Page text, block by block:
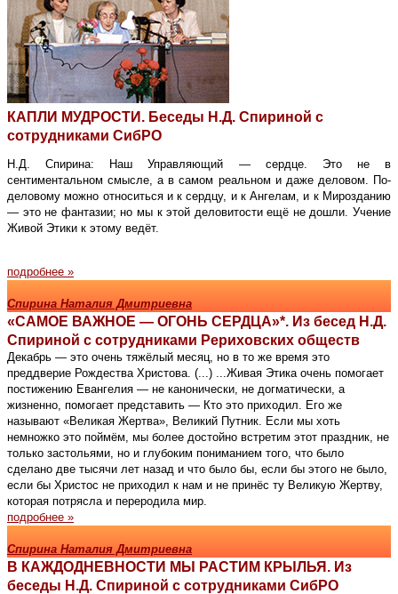
КАПЛИ МУДРОСТИ. Беседы Н.Д. Спириной с
сотрудниками СибРО
Н.Д. Спирина: Наш Управляющий — сердце. Это не в
сентиментальном смысле, а в самом реальном и даже деловом. По-
деловому можно относиться и к сердцу, и к Ангелам, и к Мирозданию
— это не фантазии; но мы к этой деловитости ещё не дошли. Учение
Живой Этики к этому ведёт.
подробнее »
Спирина Наталия Дмитриевна
«САМОЕ ВАЖНОЕ — ОГОНЬ СЕРДЦА»*. Из бесед Н.Д.
Спириной с сотрудниками Рериховских обществ
Декабрь — это очень тяжёлый месяц, но в то же время это
преддверие Рождества Христова. (...) ...Живая Этика очень помогает
постижению Евангелия — не канонически, не догматически, а
жизненно, помогает представить — Кто это приходил. Его же
называют «Великая Жертва», Великий Путник. Если мы хоть
немножко это поймём, мы более достойно встретим этот праздник, не
только застольями, но и глубоким пониманием того, что было
сделано две тысячи лет назад и что было бы, если бы этого не было,
если бы Христос не приходил к нам и не принёс ту Великую Жертву,
которая потрясла и переродила мир.
подробнее »
Спирина Наталия Дмитриевна
В КАЖДОДНЕВНОСТИ МЫ РАСТИМ КРЫЛЬЯ. Из
беседы Н.Д. Спириной с сотрудниками СибРО